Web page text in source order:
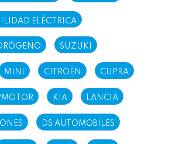
ELÉCTRICA
SUZUKI
MINI CITROËN CUPRA
KIA LANCIA
DS AUTOMOBILES